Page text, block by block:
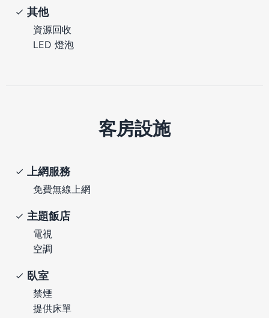
其他
資源回收
LED 燈泡
客房設施
上網服務
免費無線上網
主題飯店
電視
空調
臥室
禁煙
提供床單